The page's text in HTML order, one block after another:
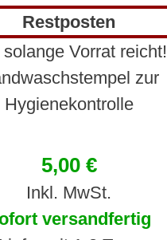
Restposten
solange Vorrat reicht!
zur
Hygienekontrolle
5,00 €
Inkl. MwSt.
versandfertig